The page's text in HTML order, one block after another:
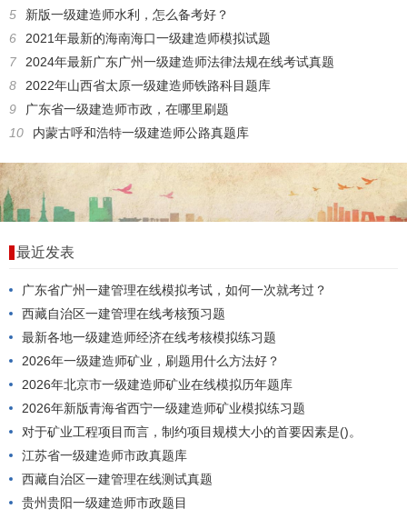
5
新版一级建造师水利，怎么备考好？
6
2021年最新的海南海口一级建造师模拟试题
7
2024年最新广东广州一级建造师法律法规在线考试真题
8
2022年山西省太原一级建造师铁路科目题库
9
广东省一级建造师市政，在哪里刷题
10
内蒙古呼和浩特一级建造师公路真题库
最近发表
广东省广州一建管理在线模拟考试，如何一次就考过？
西藏自治区一建管理在线考核预习题
最新各地一级建造师经济在线考核模拟练习题
2026年一级建造师矿业，刷题用什么方法好？
2026年北京市一级建造师矿业在线模拟历年题库
2026年新版青海省西宁一级建造师矿业模拟练习题
对于矿业工程项目而言，制约项目规模大小的首要因素是()。
江苏省一级建造师市政真题库
西藏自治区一建管理在线测试真题
贵州贵阳一级建造师市政题目